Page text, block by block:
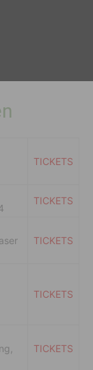
TICKETS
TICKETS
TICKETS
TICKETS
TICKETS